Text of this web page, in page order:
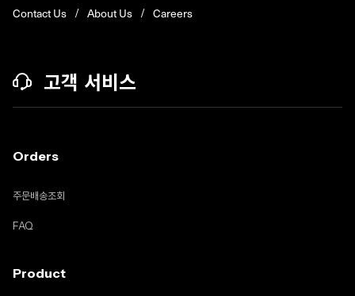
Contact Us About Us Careers
고객 서비스
Orders
주문배송조회
FAQ
Product